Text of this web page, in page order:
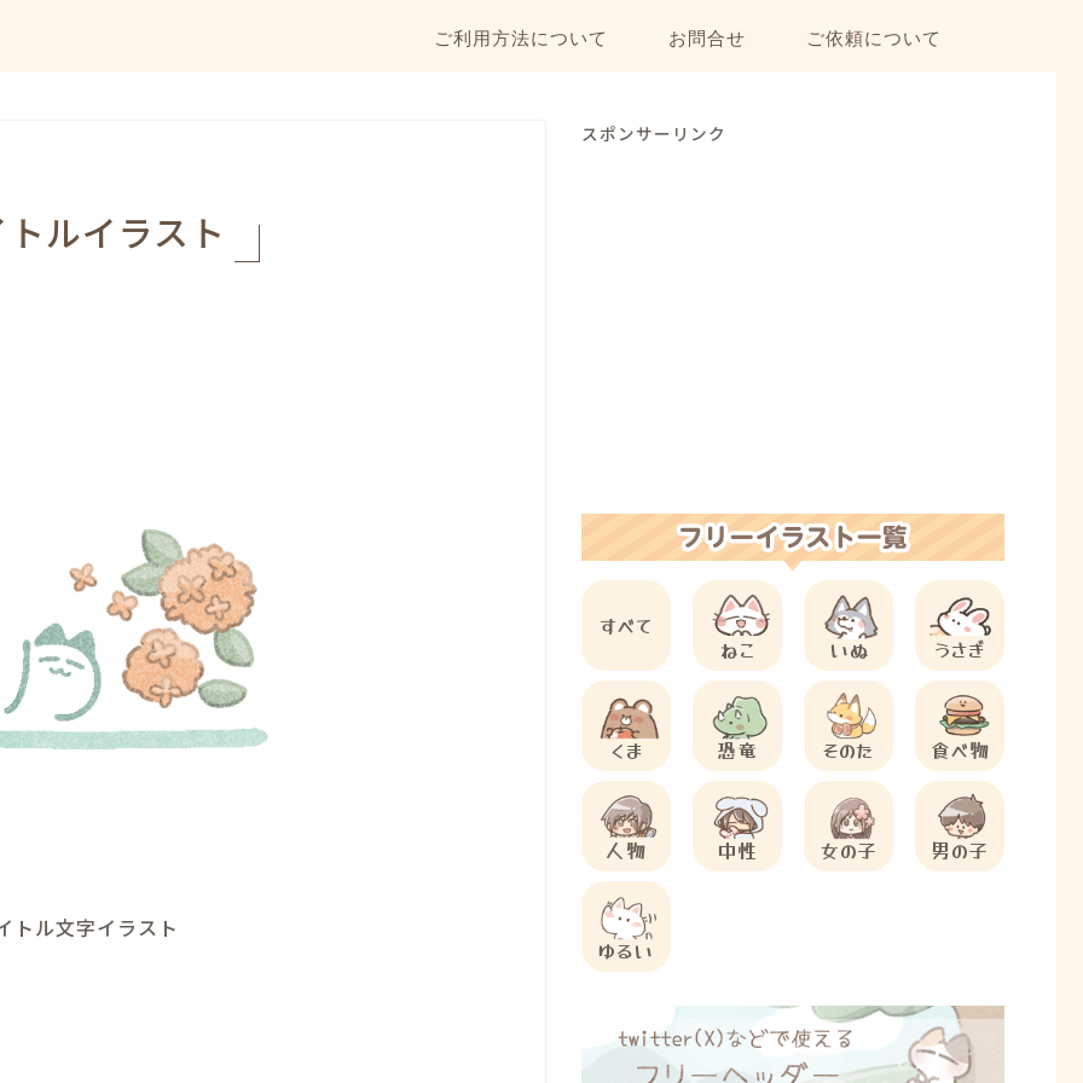
ご利用方法について お問合せ ご依頼について
ルイラスト
トル文字イラスト
スポンサーリンク
すべて
ねこ
いぬ うさぎ
くま 恐竜 そのた 食べ物
人物 中性 女の子 男の子
ゆるい